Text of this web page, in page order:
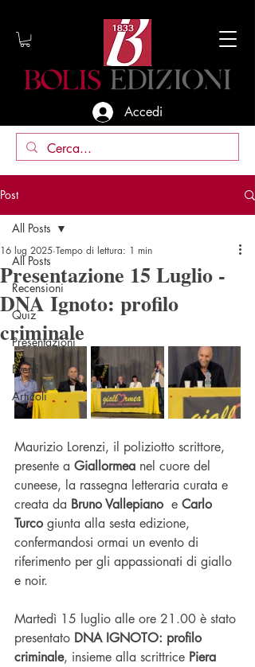
Accedi
Post
All Posts
Recensioni
Quiz
Presentazioni
Eventi
Articoli
All Posts
Presentazione 15 Luglio -
DNA Ignoto: profilo
criminale
16 lug 2025 Tempo di lettura: 1 min
Maurizio Lorenzi, il poliziotto scrittore,
presente a Giallormea nel cuore del
cuneese, la rassegna letteraria curata e
creata da Bruno Vallepiano e Carlo
Turco giunta alla sesta edizione,
confermandosi ormai un evento di
riferimento per gli appassionati di giallo
e noir.
Martedì 15 luglio alle ore 21.00 è stato
presentato DNA IGNOTO: profilo
criminale, insieme alla scrittrice Piera